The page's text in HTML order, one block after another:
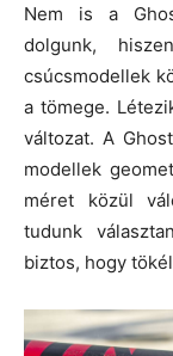
Nem is a
dolgunk,
csúcsmodellek
a tömege.
változat. A
modellek
méret közül
tudunk
biztos, hogy